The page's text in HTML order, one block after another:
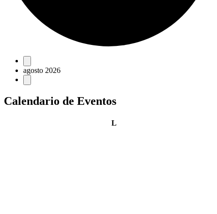
Eventos
agosto 2026
Calendario de Eventos
Llunes